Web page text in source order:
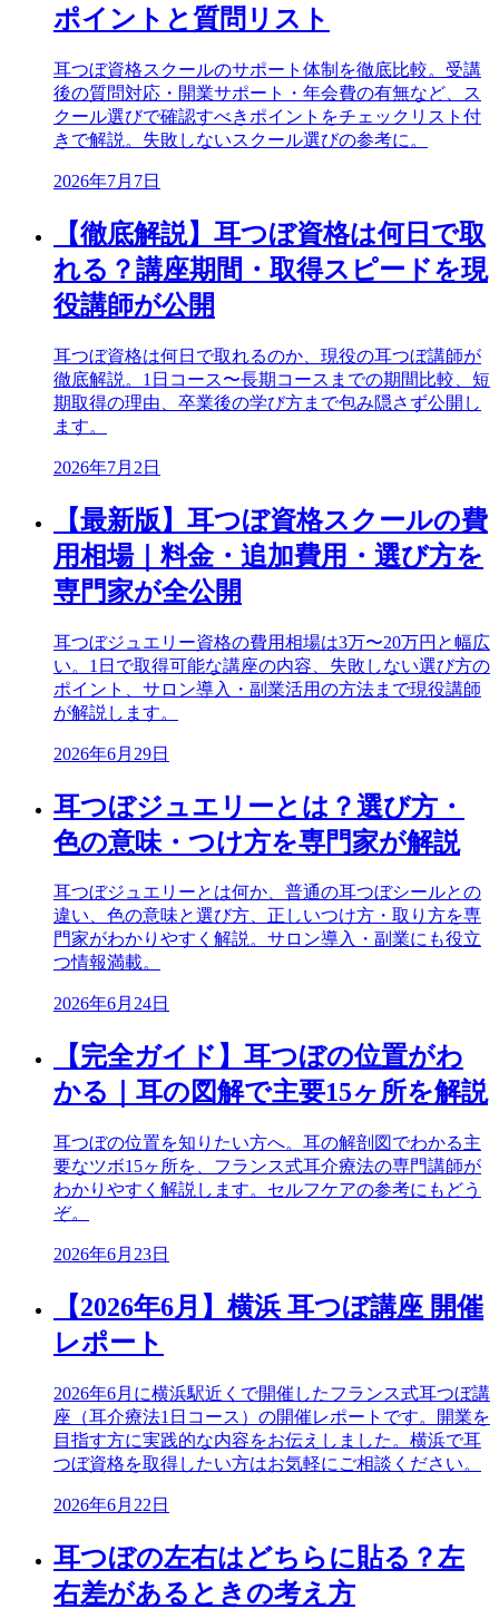
ポイントと質問リスト
耳つぼ資格スクールのサポート体制を徹底比較。受講
後の質問対応・開業サポート・年会費の有無など、ス
クール選びで確認すべきポイントをチェックリスト付
きで解説。失敗しないスクール選びの参考に。
2026年7月7日
【徹底解説】耳つぼ資格は何日で取
れる？講座期間・取得スピードを現
役講師が公開
耳つぼ資格は何日で取れるのか、現役の耳つぼ講師が
徹底解説。1日コース〜長期コースまでの期間比較、短
期取得の理由、卒業後の学び方まで包み隠さず公開し
ます。
2026年7月2日
【最新版】耳つぼ資格スクールの費
用相場｜料金・追加費用・選び方を
専門家が全公開
耳つぼジュエリー資格の費用相場は3万〜20万円と幅広
い。1日で取得可能な講座の内容、失敗しない選び方の
ポイント、サロン導入・副業活用の方法まで現役講師
が解説します。
2026年6月29日
耳つぼジュエリーとは？選び方・
色の意味・つけ方を専門家が解説
耳つぼジュエリーとは何か、普通の耳つぼシールとの
違い、色の意味と選び方、正しいつけ方・取り方を専
門家がわかりやすく解説。サロン導入・副業にも役立
つ情報満載。
2026年6月24日
【完全ガイド】耳つぼの位置がわ
かる｜耳の図解で主要15ヶ所を解説
耳つぼの位置を知りたい方へ。耳の解剖図でわかる主
要なツボ15ヶ所を、フランス式耳介療法の専門講師が
わかりやすく解説します。セルフケアの参考にもどう
ぞ。
2026年6月23日
【2026年6月】横浜 耳つぼ講座 開催
レポート
2026年6月に横浜駅近くで開催したフランス式耳つぼ講
座（耳介療法1日コース）の開催レポートです。開業を
目指す方に実践的な内容をお伝えしました。横浜で耳
つぼ資格を取得したい方はお気軽にご相談ください。
2026年6月22日
耳つぼの左右はどちらに貼る？左
右差があるときの考え方